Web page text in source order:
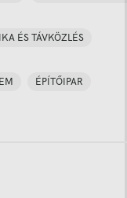
ÉS TÁVKÖZLÉS
ÉPÍTŐIPAR